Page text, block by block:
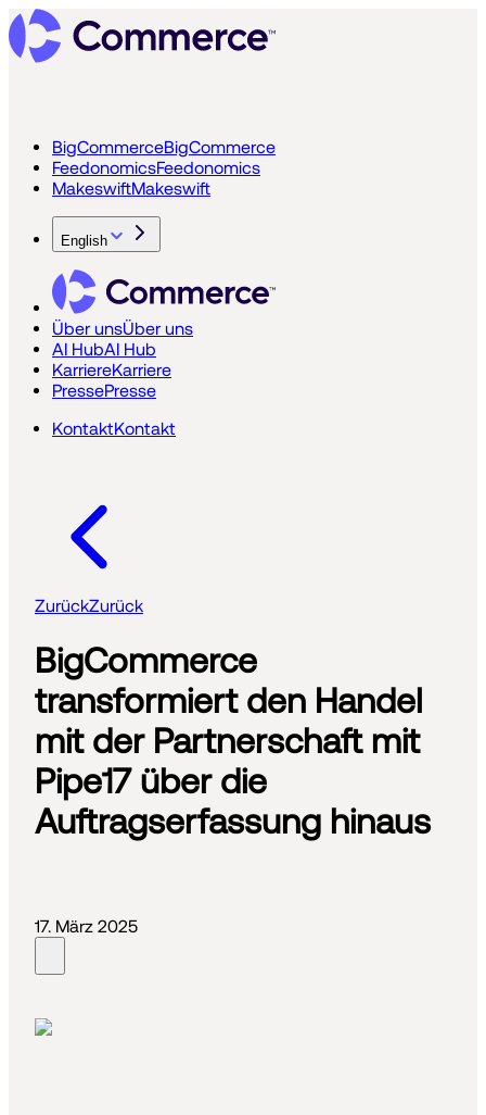
BigCommerceBigCommerce
FeedonomicsFeedonomics
MakeswiftMakeswift
English
Über unsÜber uns
AI HubAI Hub
KarriereKarriere
PressePresse
KontaktKontakt
ZurückZurück
BigCommerce
transformiert den Handel
mit der Partnerschaft mit
Pipe17 über die
Auftragserfassung hinaus
17. März 2025